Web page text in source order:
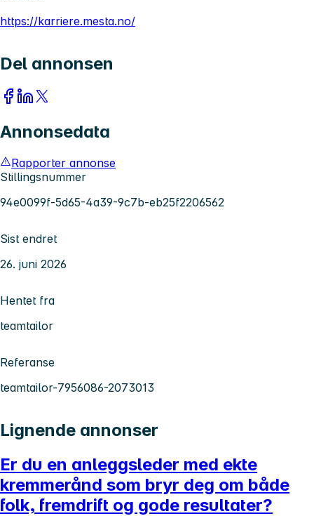
https://karriere.mesta.no/
Del annonsen
Annonsedata
Rapporter annonse
Stillingsnummer
94e0099f-5d65-4a39-9c7b-eb25f2206562
Sist endret
26. juni 2026
Hentet fra
teamtailor
Referanse
teamtailor-7956086-2073013
Lignende annonser
Er du en anleggsleder med ekte
kremmerånd som bryr deg om både
folk, fremdrift og gode resultater?